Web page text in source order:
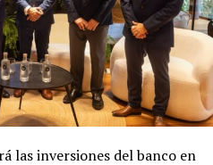
las inversiones del banco en